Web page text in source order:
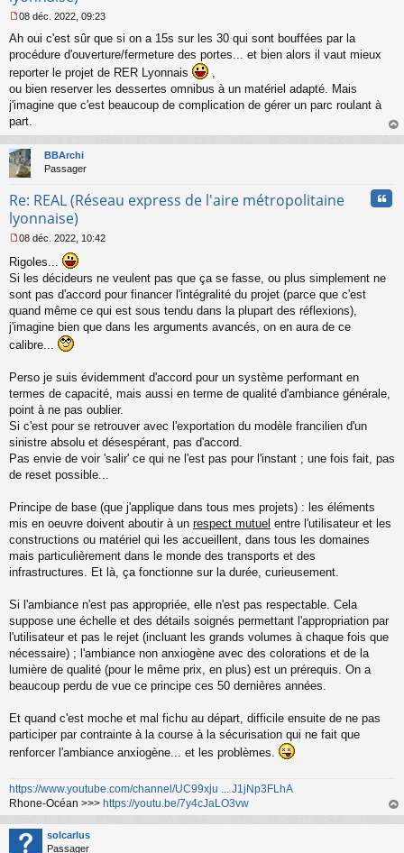
e
s
a
g
e
n
o
n
l
u
08 déc. 2022, 09:23
Ah oui c'est sûr que si on a 15s sur les 30 qui sont bouffées par la
procédure d'ouverture/fermeture des portes... et bien alors il vaut mieux
reporter le projet de RER Lyonnais
,
ou bien reserver les dessertes omnibus à un matériel adapté. Mais
j'imagine que c'est beaucoup de complication de gérer un parc roulant à
part.
au
BBArchi
Passager
Re: REAL (Réseau express de l'aire métropolitaine
lyonnaise)
e
s
a
g
e
n
l
u
08 déc. 2022, 10:42
Rigoles...
Si les décideurs ne veulent pas que ça se fasse, ou plus simplement ne
sont pas d'accord pour financer l'intégralité du projet (parce que c'est
quand même ce qui est sous tendu dans la plupart des réflexions),
j'imagine bien que dans les arguments avancés, on en aura de ce
calibre...
Perso je suis évidemment d'accord pour un système performant en
termes de capacité, mais aussi en terme de qualité d'ambiance générale,
point à ne pas oublier.
Si c'est pour se retrouver avec l'exportation du modèle francilien d'un
sinistre absolu et désespérant, pas d'accord.
Pas envie de voir 'salir' ce qui ne l'est pas pour l'instant ; une fois fait, pas
de reset possible...
Principe de base (que j'applique dans tous mes projets) : les éléments
mis en oeuvre doivent aboutir à un respect mutuel entre l'utilisateur et les
constructions ou matériel qui les accueillent, dans tous les domaines
mais particulièrement dans le monde des transports et des
infrastructures. Et là, ça fonctionne sur la durée, curieusement.
Si l'ambiance n'est pas appropriée, elle n'est pas respectable. Cela
suppose une échelle et des détails soignés permettant l'appropriation par
l'utilisateur et pas le rejet (incluant les grands volumes à chaque fois que
nécessaire) ; l'ambiance non anxiogène avec des colorations et de la
lumière de qualité (pour le même prix, en plus) est un prérequis. On a
beaucoup perdu de vue ce principe ces 50 dernières années.
Et quand c'est moche et mal fichu au départ, difficile ensuite de ne pas
participer par contrainte à la course à la sécurisation qui ne fait que
renforcer l'ambiance anxiogène... et les problèmes.
https://www.youtube.com/channel/UC99xju ... J1jNp3FLhA
Rhone-Océan >>> https://youtu.be/7y4cJaLO3vw
au
solcarlus
Passager